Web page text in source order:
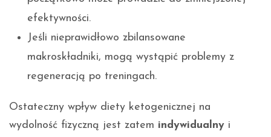
efektywności.
Jeśli nieprawidłowo zbilansowane
makroskładniki, mogą wystąpić problemy z
regeneracją po treningach.
Ostateczny wpływ diety ketogenicznej na
wydolność fizyczną jest zatem indywidualny i